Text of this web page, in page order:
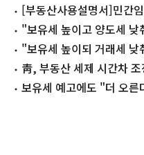
[부동산사용설명서]민간
'직격탄'
"보유세 높이고 양도세
물(종합)
"보유세 높이되 거래세
4800건 쏟아져
靑, 부동산 세제 시간차
시행 검토
보유세 예고에도 "더 오